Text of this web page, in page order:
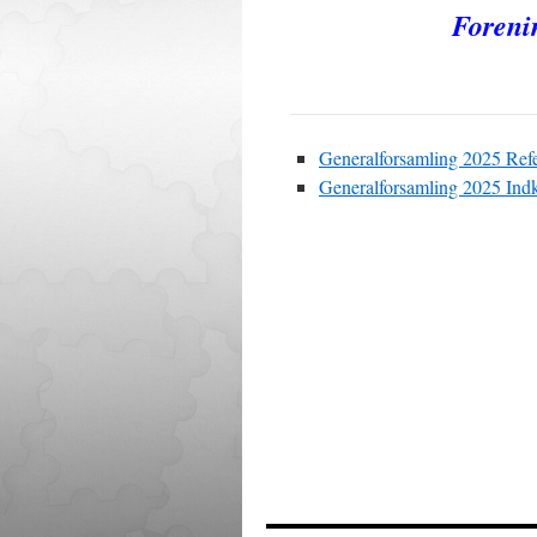
Generalforsamling 2025
Generalforsamling 2025